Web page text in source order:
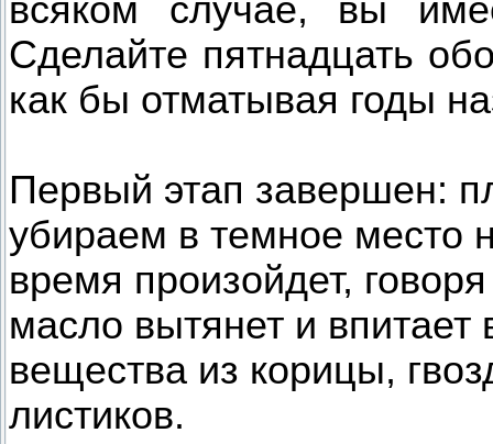
всяком случае, вы
Сделайте пятнадцать
как бы отматывая годы
Первый этап завершен:
убираем в темное место
время произойдет,
масло вытянет и
вещества из корицы,
листиков.